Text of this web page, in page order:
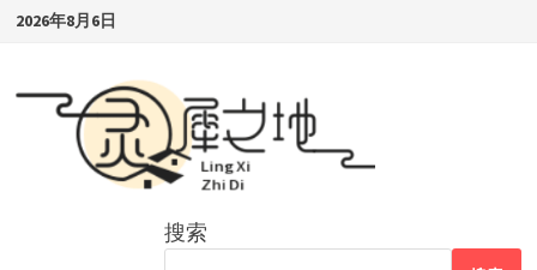
Skip2026年8月6日
搜索